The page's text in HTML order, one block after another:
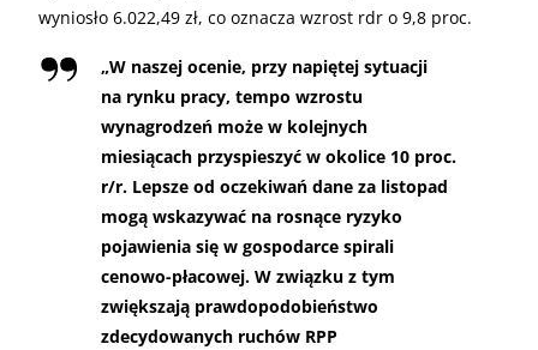
wyniosło 6.022,49 zł, co oznacza wzrost rdr o 9,8 proc.
„W naszej ocenie, przy napiętej sytuacji
na rynku pracy, tempo wzrostu
wynagrodzeń może w kolejnych
miesiącach przyspieszyć w okolice 10 proc.
r/r. Lepsze od oczekiwań dane za listopad
mogą wskazywać na rosnące ryzyko
pojawienia się w gospodarce spirali
cenowo-płacowej. W związku z tym
zwiększają prawdopodobieństwo
zdecydowanych ruchów RPP